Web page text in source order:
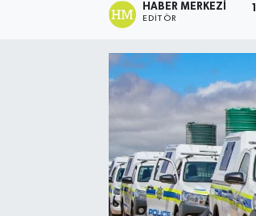
HABER MERKEZI
EDITÖR
Son Dakika Haberleri
Haber Arşivi